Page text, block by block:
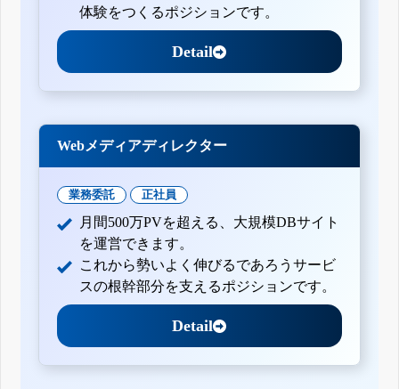
体験をつくるポジションです。
Detail
Webメディアディレクター
業務委託 正社員
月間500万PVを超える、大規模DBサイト
を運営できます。
これから勢いよく伸びるであろうサービ
スの根幹部分を支えるポジションです。
Detail